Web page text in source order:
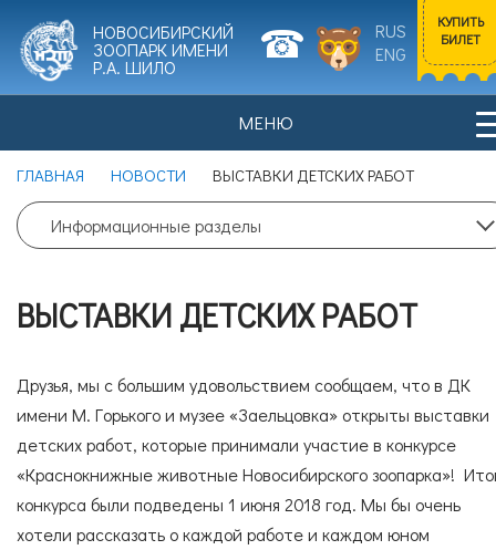
НОВОСИБИРСКИЙ
ЗООПАРК ИМЕНИ
Р.А. ШИЛО
RUS
ENG
КУПИТЬ
БИЛЕТ
Входной билет
Взрослый
0
Цена билета: 700 рублей.
Входной билет
Цена билета: 350 рублей.
Согласие на обработку
персональных данных
правилами поведения в зоопарке
правилами покупки электронных
МЕНЮ
НОВОСТИ
СПЕЦИАЛИСТЫ УСЛУГИ
ГЛАВНАЯ НОВОСТИ ВЫСТАВКИ ДЕТСКИХ РАБОТ
Информационные разделы
ВЫСТАВКИ ДЕТСКИХ РАБОТ
Друзья, мы с большим удовольствием сообщаем, что в ДК
имени М. Горького и музее «Заельцовка» открыты выставки
детских работ, которые принимали участие в конкурсе
«Краснокнижные животные Новосибирского зоопарка»!
конкурса были подведены 1 июня 2018 год. Мы бы очень
хотели рассказать о каждой работе и каждом юном